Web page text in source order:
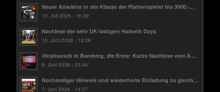
Neuer Anwärter in der Klasse der Plattenspieler bis 3000.-...
12. Juli 2026 - 16:38
Nachlese der sehr UK-lastigen Harbeth Days
15. Juni 2026 - 13:06
Vinylrausch in Bamberg, die Erste: Kurze Nachlese vom 8....
9. Juni 2026 - 23:44
Nochmaliger Hinweis und wiederholte Einladung zu gleich...
7. Juni 2026 - 14:27